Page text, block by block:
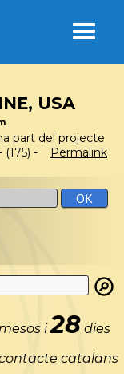
USA
part del projecte
(175) - Permalink
i28 dies
catalans